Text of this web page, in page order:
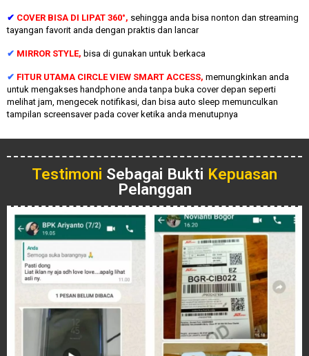
✔ COVER BISA DI LIPAT 360°, sehingga anda bisa nonton dan streaming
tayangan favorit anda dengan praktis dan lancar
✔ MIRROR STYLE, bisa di gunakan untuk berkaca
✔ FITUR UTAMA CIRCLE VIEW SMART ACCESS, memungkinkan anda
untuk mengakses handphone anda tanpa buka cover depan seperti
melihat jam, mengecek notifikasi, dan bisa auto sleep memunculkan
tampilan screensaver pada cover ketika anda menutupnya
Testimoni Sebagai Bukti Kepuasan
Pelanggan